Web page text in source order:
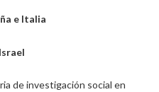
e Italia
de investigación social en